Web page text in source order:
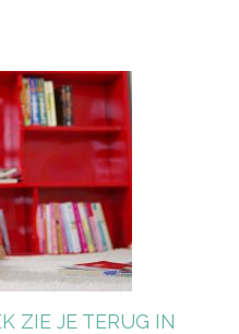
ZIE JE TERUG IN